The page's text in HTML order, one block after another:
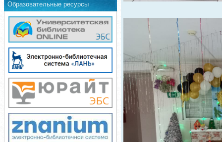
Образовательные ресурсы